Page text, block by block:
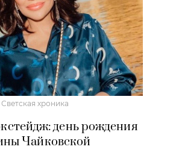
Светская хроника
день рождения
Чайковской